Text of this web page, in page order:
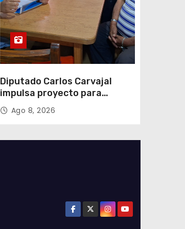
Diputado Carlos Carvajal
impulsa proyecto para
homenajear en vida al
campeón mundial Raúl
Ago 8, 2026